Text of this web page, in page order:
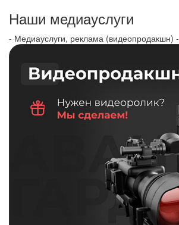
Наши медиауслуги
- Медиауслуги, реклама (видеопродакшн) -